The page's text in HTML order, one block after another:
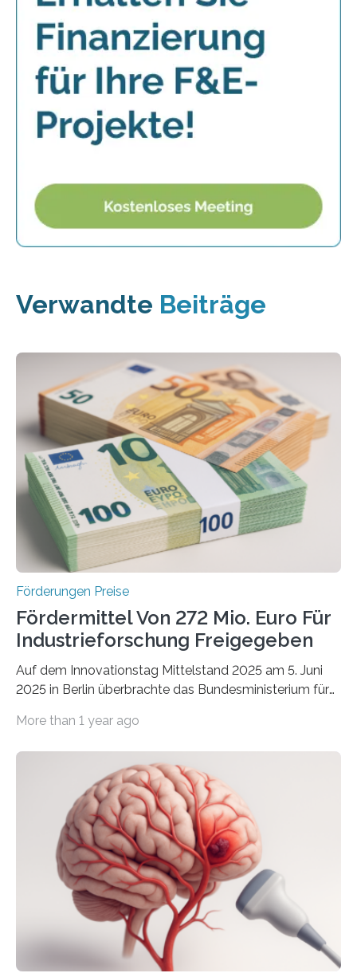
Verwandte Beiträge
Förderungen Preise
Fördermittel Von 272 Mio. Euro Für
Industrieforschung Freigegeben
Auf dem Innovationstag Mittelstand 2025 am 5. Juni
2025 in Berlin überbrachte das Bundesministerium für
Überplanmäßige Verpflichtungsermächtigungen in
Woche vom Haushaltsausschuss freigegeben – unter
anderem zur Unterstützung der
Industrieforschungsprogramme Industrielle
Gemeinschaftsforschung (IGF), Zentrales
Innovationsprogramm Mittelstand (ZIM) und
Innovationskompetenz INNO-KOM. Auf dem
Innovationstag Mittelstand 2025 am 5. Juni 2025 in
Berlin überbrachte das Bundesministerium für
Wirtschaft und Energie eine gute Nachricht:
Überplanmäßige Verpflichtungsermächtigungen in
More than 1 year ago